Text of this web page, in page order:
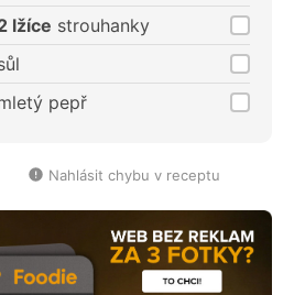
lžíce strouhanky
pepř
Nahlásit chybu v receptu